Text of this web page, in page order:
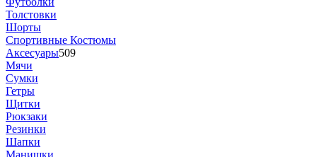
Толстовки
Шорты
Спортивные Костюмы
Аксесуары509
Мячи
Сумки
Гетры
Щитки
Рюкзаки
Резинки
Шапки
Манишки